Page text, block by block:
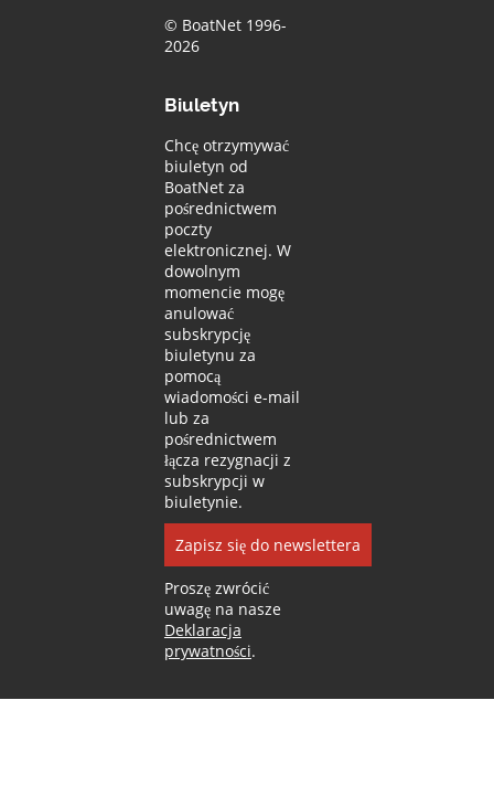
© BoatNet 1996-
2026
Biuletyn
Chcę otrzymywać
biuletyn od
BoatNet za
pośrednictwem
poczty
elektronicznej. W
dowolnym
momencie mogę
anulować
subskrypcję
biuletynu za
pomocą
wiadomości e-mail
lub za
pośrednictwem
łącza rezygnacji z
subskrypcji w
biuletynie.
Zapisz się do newslettera
Proszę zwrócić
uwagę na nasze
Deklaracja
prywatności.